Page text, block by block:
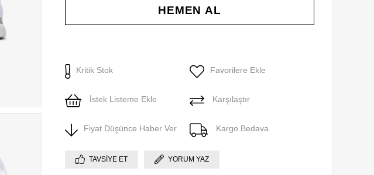
Kritik Stok Favorilere Ekle
İstek Listeme Ekle Karşılaştır
Fiyat Düşünce Haber Ver Kargo Bedava
TAVSIYE ET YORUM YAZ